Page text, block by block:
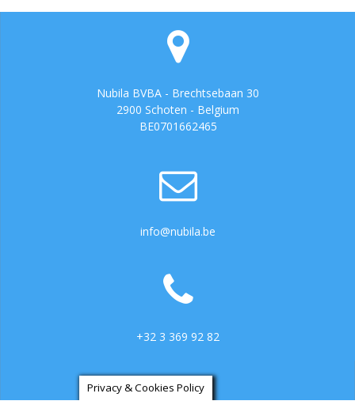
Nubila BVBA - Brechtsebaan 30
2900 Schoten - Belgium
BE0701662465
info@nubila.be
+32 3 369 92 82
Privacy & Cookies Policy